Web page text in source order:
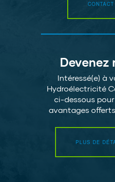
CONTACT
Devenez
Intéressé(e) à
Hydroélectricité
ci-dessous
avantages
PLUS DE